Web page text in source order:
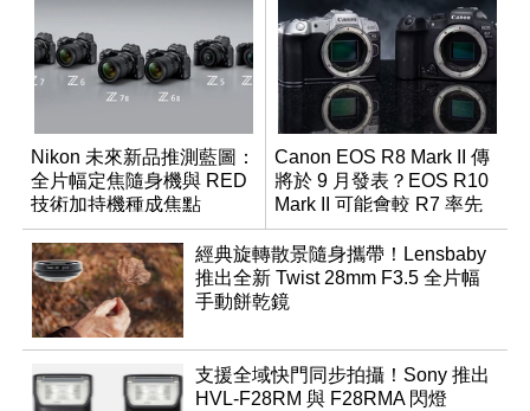
Nikon 未來新品推測藍圖：
全片幅定焦隨身機與 RED
技術加持機種成焦點
Canon EOS R8 Mark II 傳
將於 9 月發表？EOS R10
Mark II 可能會較 R7 率先
推出
經典旋轉散景隨身攜帶！Lensbaby
推出全新 Twist 28mm F3.5 全片幅
手動餅乾鏡
支援全域快門同步拍攝！Sony 推出
HVL-F28RM 與 F28RMA 閃燈